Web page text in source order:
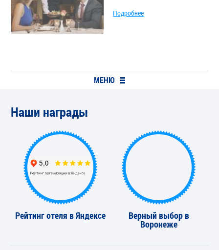
Подробнее
МЕНЮ
Наши награды
Рейтинг отеля в Яндексе Верный выбор в
Воронеже